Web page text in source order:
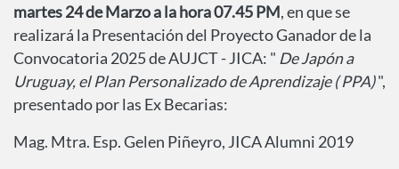
martes 24 de Marzo a la hora 07.45 PM, en que se
realizará la Presentación del Proyecto Ganador de la
Convocatoria 2025 de AUJCT - JICA: " De Japón a
Uruguay, el Plan Personalizado de Aprendizaje ( PPA)",
presentado por las Ex Becarias:
Mag. Mtra. Esp. Gelen Piñeyro, JICA Alumni 2019